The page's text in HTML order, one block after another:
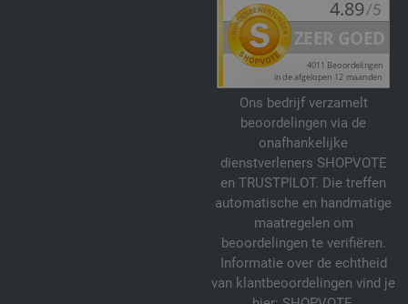
Ons bedrijf verzamelt
beoordelingen via de
onafhankelijke
dienstverleners SHOPVOTE
en TRUSTPILOT. Die treffen
automatische en handmatige
maatregelen om
beoordelingen te verifiëren.
Informatie over de echtheid
van klantbeoordelingen vind je